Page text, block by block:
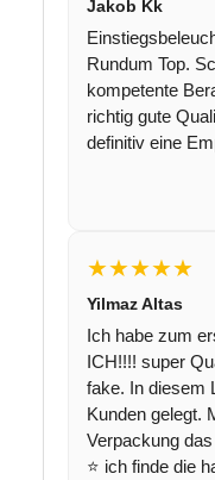
Jakob Kk
Rundum Top.
kompetente
richtig gute
definitiv eine
★★★★★
Yilmaz Altas
Ich habe zum
ICH!!!! super
fake. In diesem
Kunden gelegt.
Verpackung das
⭐️ ich finde die